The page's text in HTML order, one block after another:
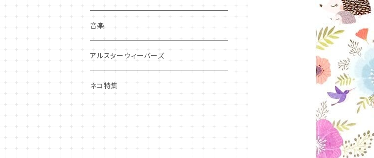
その他
ポーチ・バッグ
ギフトバッグ・巾着
ハンカチ・手拭い
その他
音楽
アルスターウィーバーズ
ネコ特集